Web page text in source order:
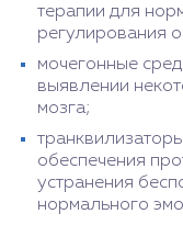
терапии для
регулирования
мочегонные
выявлении
мозга;
обеспечения
устранения
нормального